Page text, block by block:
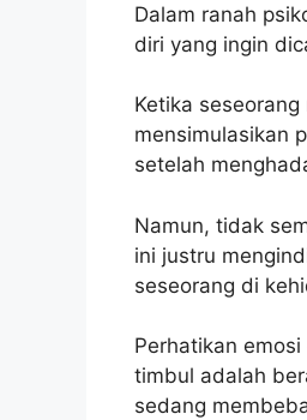
Dalam ranah
diri yang ingin
Ketika
mensimulasikan
setelah
Namun, tidak
ini justru
seseorang di
Perhatikan
timbul adalah
sedang